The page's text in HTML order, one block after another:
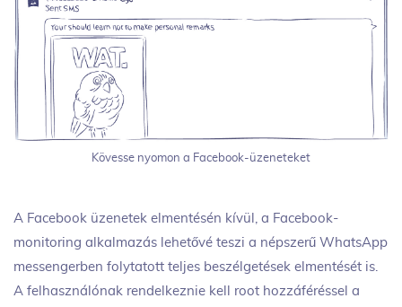
Kövesse nyomon a Facebook-üzeneteket
A Facebook üzenetek elmentésén kívül, a Facebook-
monitoring alkalmazás lehetővé teszi a népszerű WhatsApp
messengerben folytatott teljes beszélgetések elmentését is.
A felhasználónak rendelkeznie kell root hozzáféréssel a